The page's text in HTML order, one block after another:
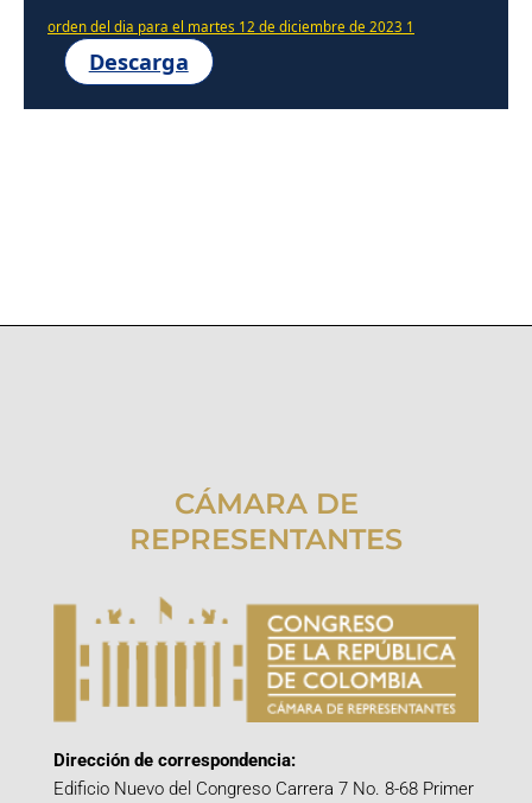
orden del dia para el martes 12 de diciembre de 2023 1
Descarga
CÁMARA DE
REPRESENTANTES
Dirección de correspondencia:
Edificio Nuevo del Congreso Carrera 7 No. 8-68 Primer